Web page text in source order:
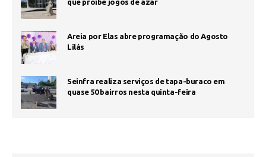
Areia por Elas abre programação do Agosto
Lilás
Seinfra realiza serviços de tapa-buraco em
quase 50 bairros nesta quinta-feira